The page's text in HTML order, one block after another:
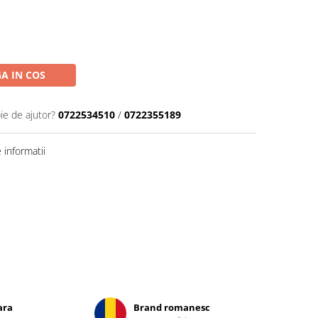
IN COS
de ajutor? 0722534510 / 0722355189
informatii
Brand romanesc